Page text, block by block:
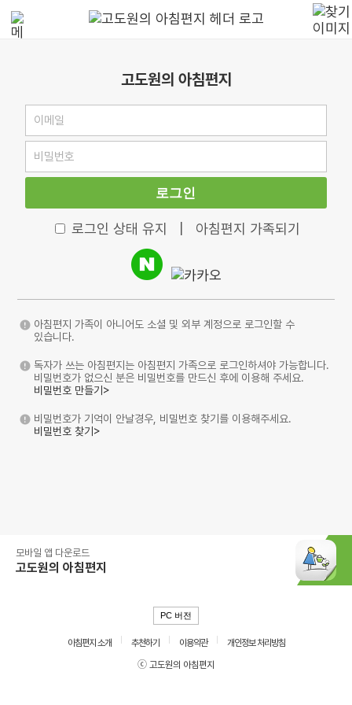
고도원의 아침편지
로그인
로그인 상태 유지 아침편지 가족되기
아침편지 가족이 아니어도 소셜 및 외부 계정으로 로그인할 수
있습니다.
독자가 쓰는 아침편지는 아침편지 가족으로 로그인하셔야 가능합니다.
비밀번호가 없으신 분은 비밀번호를 만드신 후에 이용해 주세요.
비밀번호 만들기>
비밀번호가 기억이 안날경우, 비밀번호 찾기를 이용해주세요.
비밀번호 찾기>
모바일 앱 다운로드
고도원의 아침편지
PC 버전
아침편지 소개 추천하기 이용약관
개인정보 처리방침
ⓒ 고도원의 아침편지